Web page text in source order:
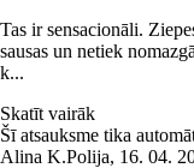
Tas ir sensacionāli.
sausas un netiek
k...
Skatīt vairāk
Šī atsauksme tika
Alina K.Polija, 16. 04.